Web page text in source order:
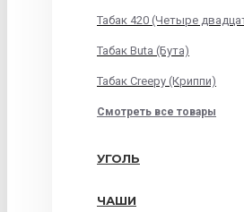
Табак 420 (Четыре
Табак Buta (Бута)
Табак Creepy (Криппи)
Смотреть все товары
УГОЛЬ
ЧАШИ